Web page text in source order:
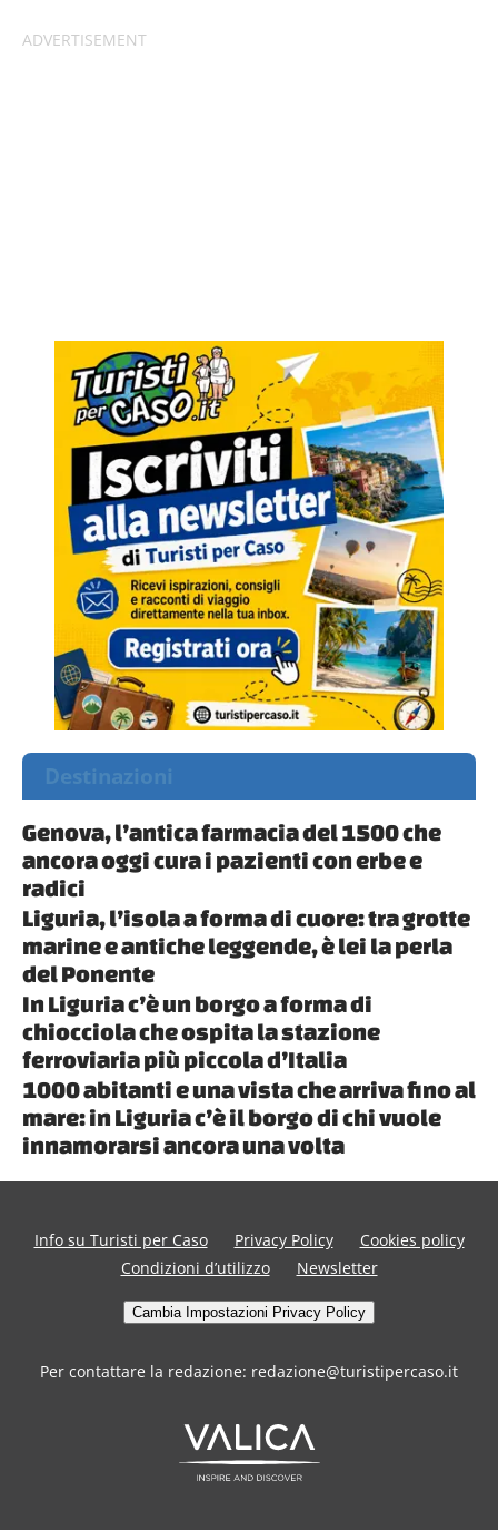
Destinazioni
Genova, l’antica farmacia del 1500 che
ancora oggi cura i pazienti con erbe e
radici
Liguria, l’isola a forma di cuore: tra grotte
marine e antiche leggende, è lei la perla
del Ponente
In Liguria c’è un borgo a forma di
chiocciola che ospita la stazione
ferroviaria più piccola d’Italia
1000 abitanti e una vista che arriva fino al
mare: in Liguria c’è il borgo di chi vuole
innamorarsi ancora una volta
Info su Turisti per Caso Privacy Policy
Cookies policy
Condizioni d’utilizzo
Newsletter
Cambia Impostazioni Privacy Policy
Per contattare la redazione: redazione@turistipercaso.it